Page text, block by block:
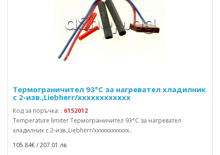
Термограничител 93°C за нагревател хладилник
с 2-изв.,Liebherr/xxxxxxxxxxxx
Код за поръчка: : 6152012
Temperature limiter Термограничител 93°C за нагревател
хладилник с 2-изв.,Liebherr/xxxxxxxxxxxx..
105.84€ / 207.01 лв.